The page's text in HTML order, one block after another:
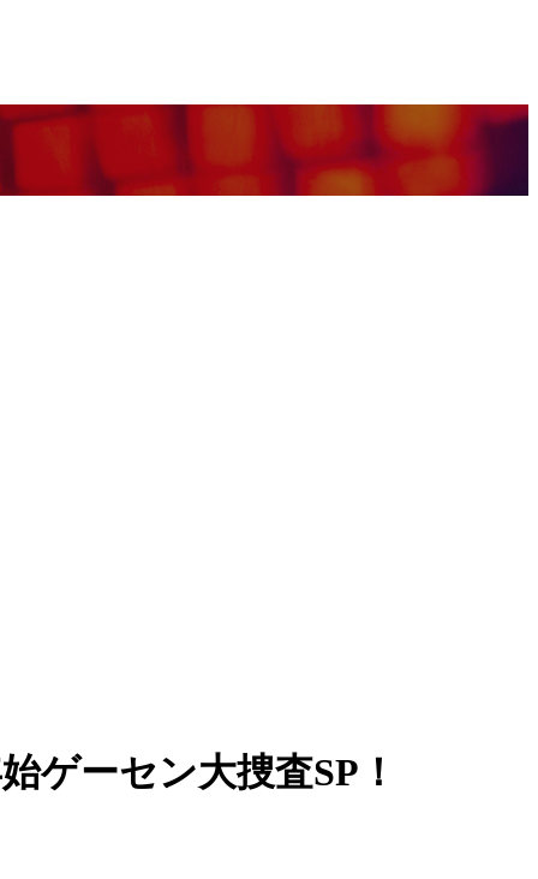
ゲーセン大捜査SP！